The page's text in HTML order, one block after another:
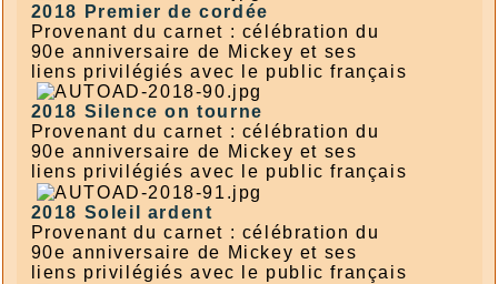
2018
Premier de cordée
Provenant du carnet : célébration du
90e anniversaire de Mickey et ses
liens privilégiés avec le public français
2018 Silence on tourne
Provenant du carnet : célébration du
90e anniversaire de Mickey et ses
liens privilégiés avec le public français
2018 Soleil ardent
Provenant du carnet : célébration du
90e anniversaire de Mickey et ses
liens privilégiés avec le public français